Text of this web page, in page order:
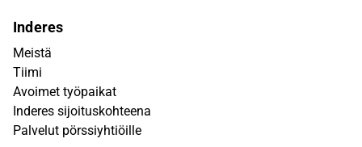
Inderes
Meistä
Tiimi
Avoimet työpaikat
Inderes sijoituskohteena
Palvelut pörssiyhtiöille